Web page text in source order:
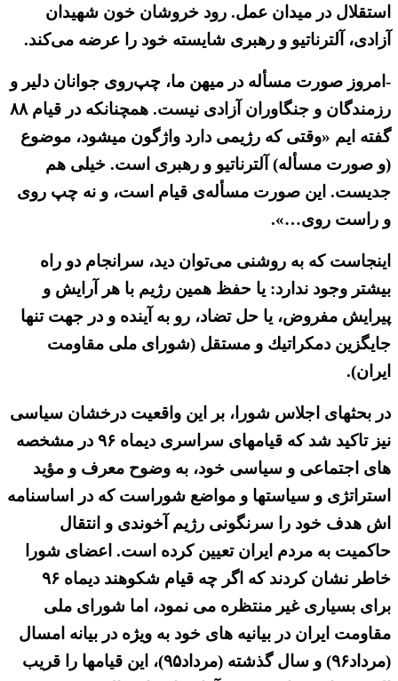
استقلال در میدان عمل. رود خروشان خون شهیدان
آزادی، آلترناتیو و رهبری شایسته خود را عرضه می‌كند.
-امروز صورت مسأله در میهن ما، چپ‌روی جوانان دلیر و
رزمندگان و جنگاوران آزادی نیست. همچنانكه در قیام ۸۸
گفته ایم «وقتی كه رژیمی دارد واژگون میشود، موضوع
(و صورت مسأله) آلترناتیو و رهبری است. خیلی هم
جدیست. این صورت مسأله‌ی قیام است، و نه چپ روی
و راست روی…».
اینجاست كه به روشنی می‌توان دید، سرانجام دو راه
بیشتر وجود ندارد: یا حفظ همین رژیم با هر آرایش و
پیرایش مفروض، یا حل تضاد، رو به آینده و در جهت تنها
جایگزین دمكراتیك و مستقل (شورای ملی مقاومت
ایران).
در بحثهای اجلاس شورا، بر این واقعیت درخشان سیاسی
نیز تاکید شد که قیامهای سراسری دیماه ۹۶ در مشخصه
های اجتماعی و سیاسی خود، به وضوح معرف و مؤید
استراتژی و سیاستها و مواضع شوراست که در اساسنامه
اش هدف خود را سرنگونی رژیم آخوندی و انتقال
حاکمیت به مردم ایران تعیین کرده است. اعضای شورا
خاطر نشان کردند که اگر چه قیام شکوهند دیماه ۹۶
برای بسیاری غیر منتظره می نمود، اما شورای ملی
مقاومت ایران در بیانیه های خود به ویژه در بیانه امسال
(مرداد۹۶) و سال گذشته (مرداد۹۵)، این قیامها را قریب